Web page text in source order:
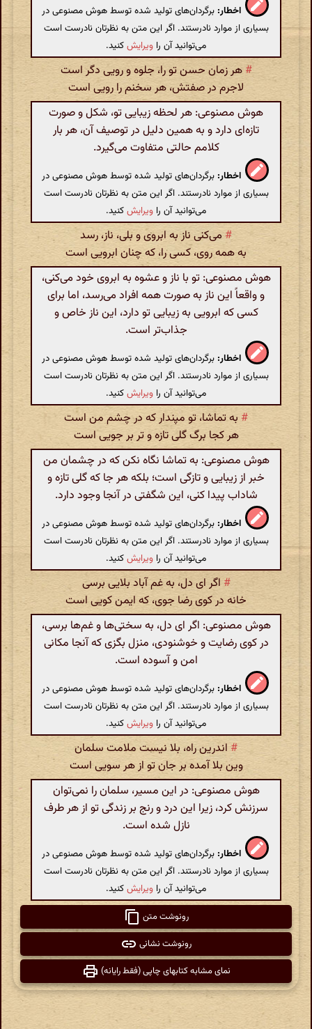
اخطار: برگردان‌های تولید شده توسط هوش مصنوعی در
بسیاری از موارد نادرستند. اگر این متن به نظرتان نادرست است
می‌توانید آن را ویرایشکنید.
# هر زمان حسن تو را، جلوه و رویی دگر است
لاجرم در صفتش، هر سخنم را رویی است
هوش مصنوعی: هر لحظه زیبایی تو، شکل و صورت
تازه‌ای دارد و به همین دلیل در توصیف آن، هر بار
کلامم حالتی متفاوت می‌گیرد.
اخطار: برگردان‌های تولید شده توسط هوش مصنوعی در
بسیاری از موارد نادرستند. اگر این متن به نظرتان نادرست است
می‌توانید آن را ویرایشکنید.
# می‌کنی ناز به ابروی و بلی، ناز، رسد
به همه روی، کسی را، که چنان ابرویی است
هوش مصنوعی: تو با ناز و عشوه به ابروی خود می‌کنی،
و واقعاً این ناز به صورت همه افراد می‌رسد، اما برای
کسی که ابرویی به زیبایی تو دارد، این ناز خاص و
جذاب‌تر است.
اخطار: برگردان‌های تولید شده توسط هوش مصنوعی در
بسیاری از موارد نادرستند. اگر این متن به نظرتان نادرست است
می‌توانید آن را ویرایشکنید.
# به تماشا، تو مپندار که در چشم من است
هر کجا برگ گلی تازه و تر بر جویی است
هوش مصنوعی: به تماشا نگاه نکن که در چشمان من
خبر از زیبایی و تازگی است؛ بلکه هر جا که گلی تازه و
شاداب پیدا کنی، این شگفتی در آنجا وجود دارد.
اخطار: برگردان‌های تولید شده توسط هوش مصنوعی در
بسیاری از موارد نادرستند. اگر این متن به نظرتان نادرست است
می‌توانید آن را ویرایشکنید.
# اگر ای دل، به غم آباد بلایی برسی
خانه در کوی رضا جوی، که ایمن کویی است
هوش مصنوعی: اگر ای دل، به سختی‌ها و غم‌ها برسی،
در کوی رضایت و خوشنودی، منزل بگزی که آنجا مکانی
امن و آسوده است.
اخطار: برگردان‌های تولید شده توسط هوش مصنوعی در
بسیاری از موارد نادرستند. اگر این متن به نظرتان نادرست است
می‌توانید آن را ویرایشکنید.
# اندرین راه، بلا نیست ملامت سلمان
وین بلا آمده بر جان تو از هر سویی است
هوش مصنوعی: در این مسیر، سلمان را نمی‌توان
سرزنش کرد، زیرا این درد و رنج بر زندگی تو از هر طرف
نازل شده است.
اخطار: برگردان‌های تولید شده توسط هوش مصنوعی در
بسیاری از موارد نادرستند. اگر این متن به نظرتان نادرست است
می‌توانید آن را ویرایشکنید.
رونوشت متن
رونوشت نشانی
نمای مشابه کتابهای چاپی (فقط رایانه)